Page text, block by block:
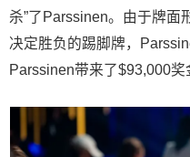
杀”了Parssinen。由于牌面
决定胜负的踢脚牌，
Parssinen带来了$93,000奖